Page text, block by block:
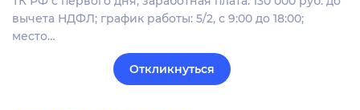
вычета НДФЛ; график работы: 5/2, с 9:00 до 18:00;
место…
Откликнуться